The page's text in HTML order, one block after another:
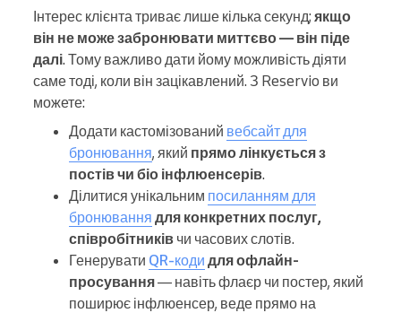
Інтерес клієнта триває лише кілька секунд; якщо
він не може забронювати миттєво — він піде
далі. Тому важливо дати йому можливість діяти
саме тоді, коли він зацікавлений. З Reservio ви
можете:
Додати кастомізований вебсайт для
бронювання, який прямо лінкується з
постів чи біо інфлюенсерів.
Ділитися унікальним посиланням для
бронювання для конкретних послуг,
співробітників чи часових слотів.
Генерувати QR-коди для офлайн-
просування— навіть флаєр чи постер, який
поширює інфлюенсер, веде прямо на